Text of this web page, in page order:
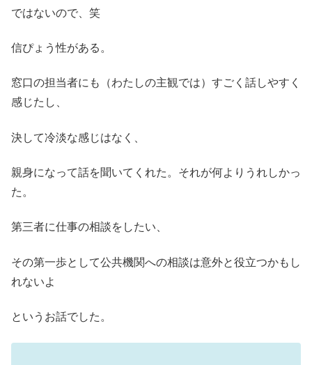
ではないので、笑
信ぴょう性がある。
窓口の担当者にも（わたしの主観では）すごく話しやすく
感じたし、
決して冷淡な感じはなく、
親身になって話を聞いてくれた。それが何よりうれしかっ
た。
第三者に仕事の相談をしたい、
その第一歩として公共機関への相談は意外と役立つかもし
れないよ
というお話でした。